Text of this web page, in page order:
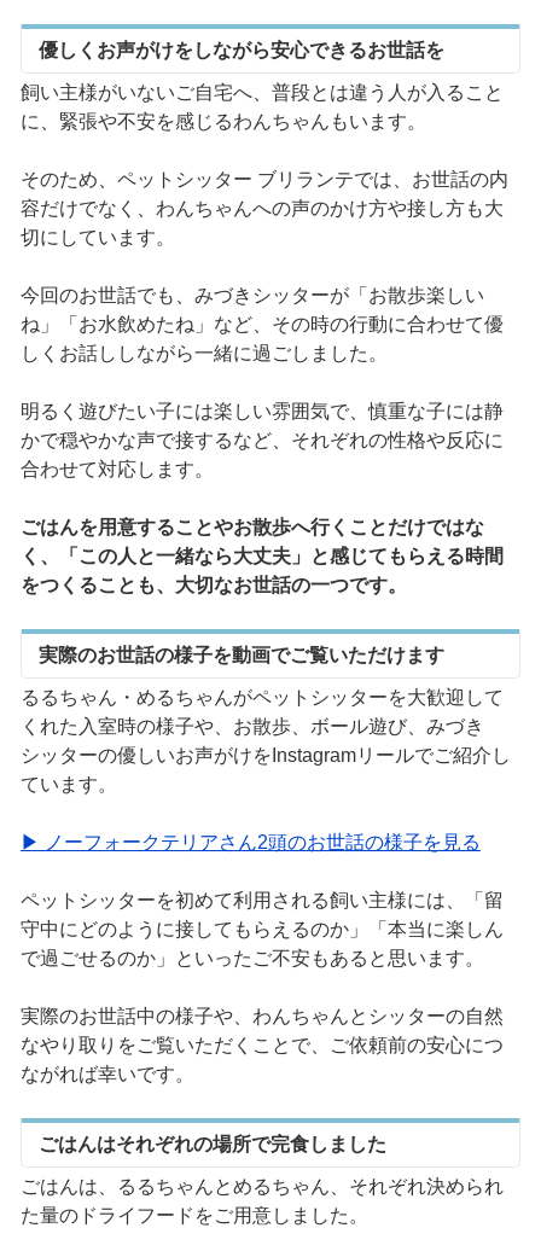
優しくお声がけをしながら安心できるお世話を
飼い主様がいないご自宅へ、普段とは違う人が入ること
に、緊張や不安を感じるわんちゃんもいます。
そのため、ペットシッター ブリランテでは、お世話の内
容だけでなく、わんちゃんへの声のかけ方や接し方も大
切にしています。
今回のお世話でも、みづきシッターが「お散歩楽しい
ね」「お水飲めたね」など、その時の行動に合わせて優
しくお話ししながら一緒に過ごしました。
明るく遊びたい子には楽しい雰囲気で、慎重な子には静
かで穏やかな声で接するなど、それぞれの性格や反応に
合わせて対応します。
ごはんを用意することやお散歩へ行くことだけではな
く、「この人と一緒なら大丈夫」と感じてもらえる時間
をつくることも、大切なお世話の一つです。
実際のお世話の様子を動画でご覧いただけます
るるちゃん・めるちゃんがペットシッターを大歓迎して
くれた入室時の様子や、お散歩、ボール遊び、みづき
シッターの優しいお声がけをInstagramリールでご紹介し
ています。
▶ ノーフォークテリアさん2頭のお世話の様子を見る
ペットシッターを初めて利用される飼い主様には、「留
守中にどのように接してもらえるのか」「本当に楽しん
で過ごせるのか」といったご不安もあると思います。
実際のお世話中の様子や、わんちゃんとシッターの自然
なやり取りをご覧いただくことで、ご依頼前の安心につ
ながれば幸いです。
ごはんはそれぞれの場所で完食しました
ごはんは、るるちゃんとめるちゃん、それぞれ決められ
た量のドライフードをご用意しました。